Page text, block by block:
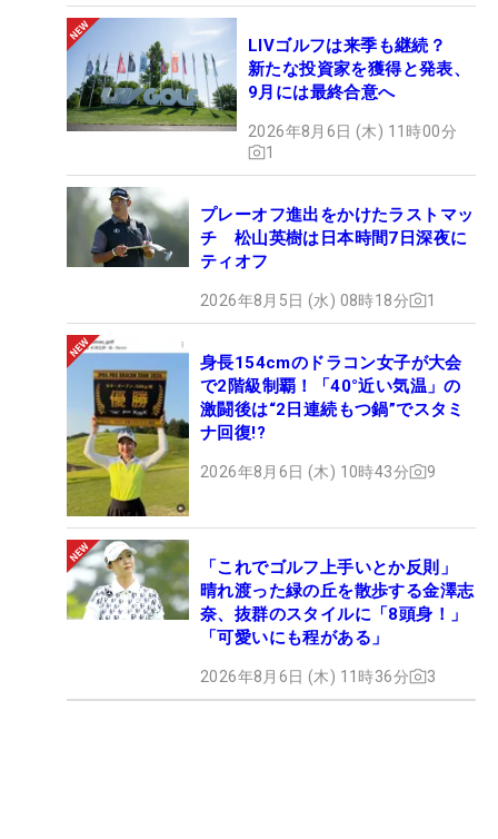
LIVゴルフは来季も継続？
新たな投資家を獲得と発表、
9月には最終合意へ
2026年8月6日 (木) 11時00分
1
プレーオフ進出をかけたラストマッ
チ 松山英樹は日本時間7日深夜に
ティオフ
2026年8月5日 (水) 08時18分 1
身長154cmのドラコン女子が大会
で2階級制覇！「40°近い気温」の
激闘後は“2日連続もつ鍋”でスタミ
ナ回復!?
2026年8月6日 (木) 10時43分 9
「これでゴルフ上手いとか反則」
晴れ渡った緑の丘を散歩する金澤志
奈、抜群のスタイルに「8頭身！」
「可愛いにも程がある」
2026年8月6日 (木) 11時36分 3